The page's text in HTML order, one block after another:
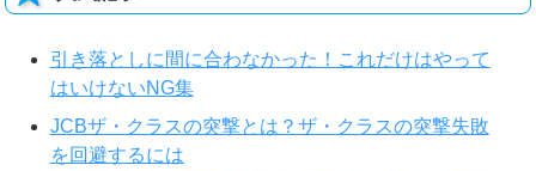
引き落としに間に合わなかった！これだけはやって
はいけないNG集
JCBザ・クラスの突撃とは？ザ・クラスの突撃失敗
を回避するには